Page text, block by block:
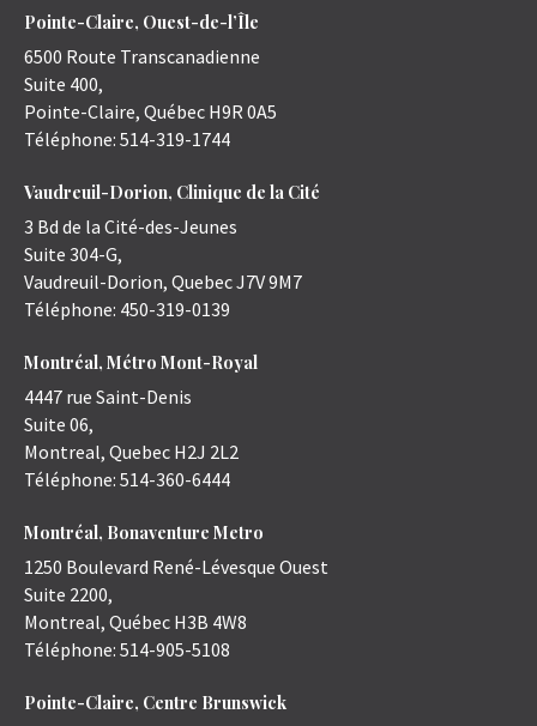
Pointe-Claire, Ouest-de-l’Île
6500 Route Transcanadienne
Suite 400,
Pointe-Claire, Québec H9R 0A5
Téléphone: 514-319-1744
Vaudreuil-Dorion, Clinique de la Cité
3 Bd de la Cité-des-Jeunes
Suite 304-G,
Vaudreuil-Dorion, QuebecJ7V 9M7
Téléphone: 450-319-0139
Montréal, Métro Mont-Royal
4447 rue Saint-Denis
Suite 06,
Montreal, Quebec H2J 2L2
Téléphone: 514-360-6444
Montréal, Bonaventure Metro
1250 Boulevard René-Lévesque Ouest
Suite 2200,
Montreal, Québec H3B 4W8
Téléphone: 514-905-5108
Pointe-Claire, Centre Brunswick